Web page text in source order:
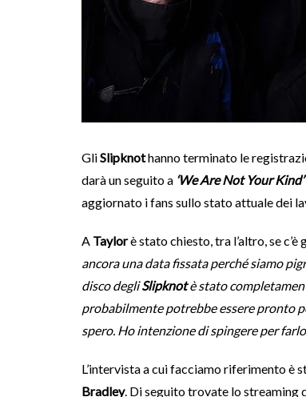
GliSlipknothanno terminato le
darà un seguito a ‘We Are Not Your Kind’
aggiornato i fans sullo stato attuale dei
A Taylorè stato chiesto, tra l’altro, se
ancora una data fissata perché siamo
disco degliSlipknotè stato
probabilmente potrebbe essere pronto
spero. Ho intenzione di spingere per
L’intervista a cui facciamo riferimento è
Bradley. Di seguito trovate lo streaming